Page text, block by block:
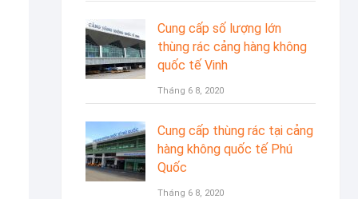
Cung cấp số lượng lớn
thùng rác cảng hàng không
quốc tế Vinh
Tháng 6 8, 2020
Cung cấp thùng rác tại cảng
hàng không quốc tế Phú
Quốc
Tháng 6 8, 2020